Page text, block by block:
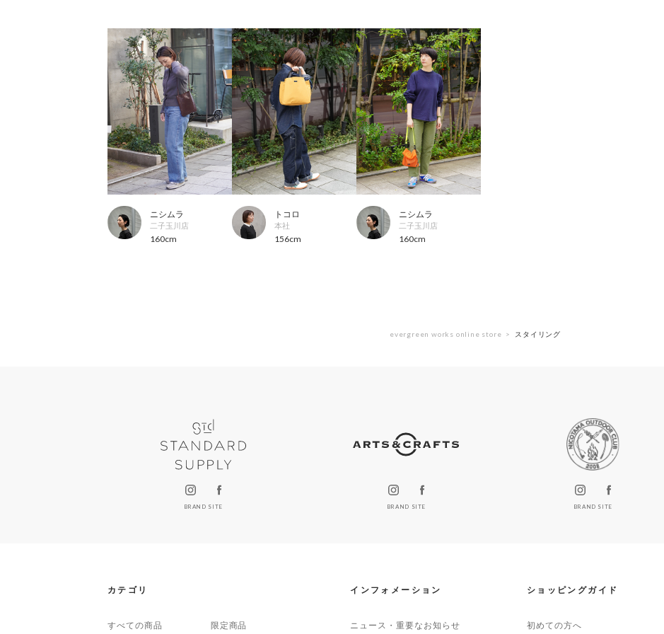
ニシムラ
二子玉川店
160cm
トコロ
本社
156cm
ニシムラ
二子玉川店
160cm
evergreen works online store スタイリング
BRAND SITE BRAND SITE BRAND SITE
カテゴリ
すべての商品 限定商品
インフォメーション
ニュース・重要なお知らせ
ショッピングガイド
初めての方へ